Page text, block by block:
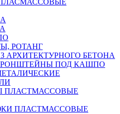
РОТАНГ
АРХИТЕКТУРНОГО БЕТОНА
ПОД КАШПО
ПЛАСТМАССОВЫЕ
ПЛАСТМАССОВЫЕ